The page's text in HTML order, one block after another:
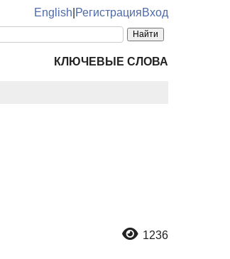
English РегистрацияВход
КЛЮЧЕВЫЕ СЛОВА
1236